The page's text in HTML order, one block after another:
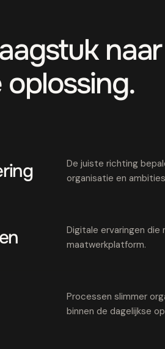
De juiste richting
organisatie en
Digitale ervaringen
maatwerkplatform.
Processen slimmer
binnen de dagelijkse